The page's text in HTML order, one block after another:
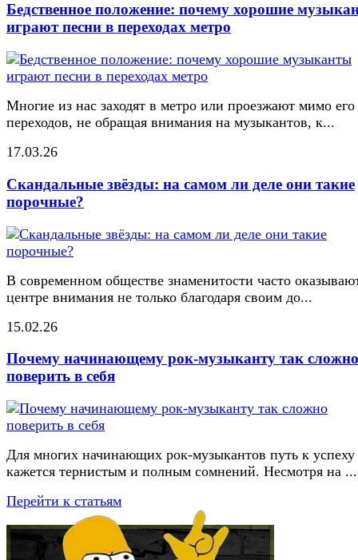
Бедственное положение: почему хорошие
играют песни в переходах метро
Многие из нас заходят в метро или проезжают мимо его
переходов, не обращая внимания на музыкантов, к...
17.03.26
Скандальные звёзды: на самом ли деле они такие
порочные?
В современном обществе знаменитости часто
центре внимания не только благодаря своим до...
15.02.26
Почему начинающему рок-музыканту так сложно
поверить в себя
Для многих начинающих рок-музыкантов путь к успеху
кажется тернистым и полным сомнений. Несмотря на ...
Перейти к статьям